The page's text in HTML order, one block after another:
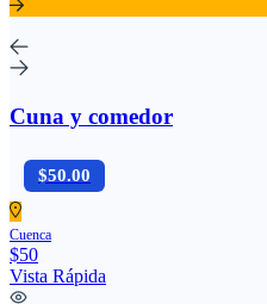
Cuna y comedor
$50.00
Cuenca
$50
Vista Rápida